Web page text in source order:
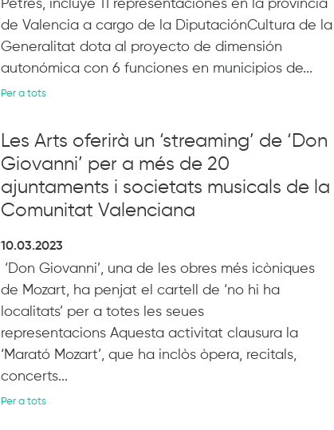
Petrés, incluye 11 representaciones en la provincia
de Valencia a cargo de la DiputaciónCultura de la
Generalitat dota al proyecto de dimensión
autonómica con 6 funciones en municipios de...
Per a tots
Les Arts oferirà un ‘streaming’ de ‘Don
Giovanni’ per a més de 20
ajuntaments i societats musicals de la
Comunitat Valenciana
10.03.2023
‘Don Giovanni’, una de les obres més icòniques
de Mozart, ha penjat el cartell de ‘no hi ha
localitats’ per a totes les seues
representacions Aquesta activitat clausura la
‘Marató Mozart’, que ha inclòs òpera, recitals,
concerts...
Per a tots